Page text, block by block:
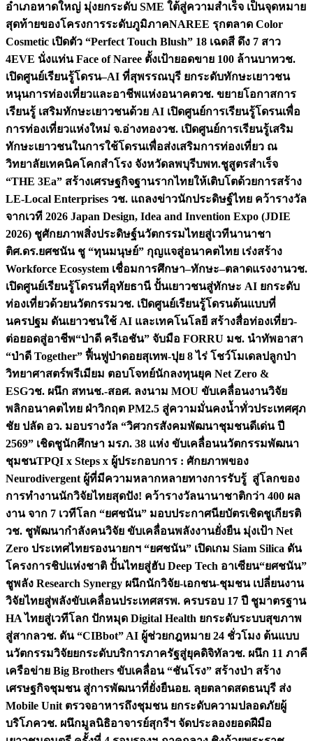
อำเภอหาดใหญ่ มุ่งยกระดับ SME ใต้สู่ความสำเร็จ เป็นจุดหมาย
สุดท้ายของโครงการระดับภูมิภาคNAREE รุกตลาด Color
Cosmetic เปิดตัว “Perfect Touch Blush” 18 เฉดสี ดึง 7 สาว
4EVE นั่งแท่น Face of Naree ตั้งเป้ายอดขาย 100 ล้านบาทวช.
เปิดศูนย์เรียนรู้โดรน–AI ที่สุพรรณบุรี ยกระดับทักษะเยาวชน
หนุนการท่องเที่ยวและอาชีพแห่งอนาคตวช. ขยายโอกาสการ
เรียนรู้ เสริมทักษะเยาวชนด้วย AI เปิดศูนย์การเรียนรู้โดรนเพื่อ
การท่องเที่ยวแห่งใหม่ จ.อ่างทองวช. เปิดศูนย์การเรียนรู้เสริม
ทักษะเยาวชนในการใช้โดรนเพื่อส่งเสริมการท่องเที่ยว ณ
วิทยาลัยเทคนิคโคกสำโรง จังหวัดลพบุรีบพท.ชูสูตรสำเร็จ
“THE 3Ea” สร้างเศรษฐกิจฐานรากไทยให้เติบโตด้วยการสร้าง
LE-Local Enterprises วช. แถลงข่าวนักประดิษฐ์ไทย คว้ารางวัล
จากเวที 2026 Japan Design, Idea and Invention Expo (JDIE
2026) ชูศักยภาพสิ่งประดิษฐ์นวัตกรรมไทยสู่เวทีนานาชา
ติศ.ดร.ยศชนัน ชู “ทุนมนุษย์” กุญแจสู่อนาคตไทย เร่งสร้าง
Workforce Ecosystem เชื่อมการศึกษา–ทักษะ–ตลาดแรงงานวช.
เปิดศูนย์เรียนรู้โดรนที่อุทัยธานี ปั้นเยาวชนสู่ทักษะ AI ยกระดับ
ท่องเที่ยวด้วยนวัตกรรมวช. เปิดศูนย์เรียนรู้โดรนต้นแบบที่
นครปฐม ดันเยาวชนใช้ AI และเทคโนโลยี สร้างสื่อท่องเที่ยว-
ต่อยอดสู่อาชีพ“ป่าดี ครีเอชัน” จับมือ FORRU มช. นำทัพอาสา
“ป่าดี Together” ฟื้นฟูป่าดอยสุเทพ-ปุย 8 ไร่ โชว์โมเดลปลูกป่า
วิทยาศาสตร์พรีเมียม ตอบโจทย์นักลงทุนยุค Net Zero &
ESGวช. ผนึก สทนช.-สอศ. ลงนาม MOU ขับเคลื่อนงานวิจัย
พลิกอนาคตไทย ฝ่าวิกฤต PM2.5 สู่ความมั่นคงน้ำทั่วประเทศศุภ
ชัย ปลัด อว. มอบรางวัล “วิศวกรสังคมพัฒนาชุมชนดีเด่น ปี
2569” เชิดชูนักศึกษา มรภ. 38 แห่ง ขับเคลื่อนนวัตกรรมพัฒนา
ชุมชนTPQI x Steps x ผู้ประกอบการ : ศักยภาพของ
Neurodivergent ผู้ที่มีความหลากหลายทางการรับรู้ สู่โลกของ
การทำงานนักวิจัยไทยสุดปัง! คว้ารางวัลนานาชาติกว่า 400 ผล
งาน จาก 7 เวทีโลก “ยศชนัน” มอบประกาศนียบัตรเชิดชูเกียรติ
วช. ชูพัฒนากำลังคนวิจัย ขับเคลื่อนพลังงานยั่งยืน มุ่งเป้า Net
Zero ประเทศไทยรองนายกฯ “ยศชนัน” เปิดเกม Siam Silica ดัน
โครงการชิปแห่งชาติ ปั้นไทยสู่ฮับ Deep Tech อาเซียน“ยศชนัน”
ชูพลัง Research Synergy ผนึกนักวิจัย-เอกชน-ชุมชน เปลี่ยนงาน
วิจัยไทยสู่พลังขับเคลื่อนประเทศสรพ. ครบรอบ 17 ปี ชูมาตรฐาน
HA ไทยสู่เวทีโลก ปักหมุด Digital Health ยกระดับระบบสุขภาพ
สู่สากลวช. ดัน “CIBbot” AI ผู้ช่วยกฎหมาย 24 ชั่วโมง ต้นแบบ
นวัตกรรมวิจัยยกระดับบริการภาครัฐสู่ยุคดิจิทัลวช. ผนึก 11 ภาคี
เครือข่าย Big Brothers ขับเคลื่อน “ชันโรง” สร้างป่า สร้าง
เศรษฐกิจชุมชน สู่การพัฒนาที่ยั่งยืนอย. ลุยตลาดสดธนบุรี ส่ง
Mobile Unit ตรวจอาหารถึงชุมชน ยกระดับความปลอดภัยผู้
บริโภควช. ผนึกมูลนิธิอาจารย์สุกรีฯ จัดประลองยอดฝีมือ